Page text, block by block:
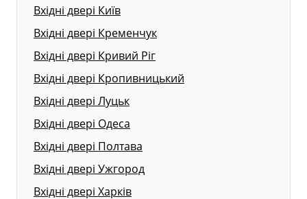
Вхідні двері Київ
Вхідні двері Кременчук
Вхідні двері Кривий Ріг
Вхідні двері Кропивницький
Вхідні двері Луцьк
Вхідні двері Одеса
Вхідні двері Полтава
Вхідні двері Ужгород
Вхідні двері Харків